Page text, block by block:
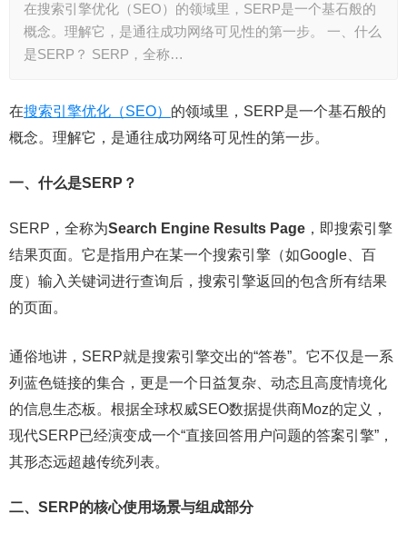
在搜索引擎优化（SEO）的领域里，SERP是一个基石般的
概念。理解它，是通往成功网络可见性的第一步。 一、什么
是SERP？ SERP，全称…
在搜索引擎优化（SEO） 的领域里，SERP是一个基石般的
概念。理解它，是通往成功网络可见性的第一步。
一、什么是SERP？
SERP，全称为Search Engine Results Page ，即搜索引擎
结果页面。它是指用户在某一个搜索引擎（如Google、百
度）输入关键词进行查询后，搜索引擎返回的包含所有结果
的页面。
通俗地讲，SERP就是搜索引擎交出的“答卷”。它不仅是一系
列蓝色链接的集合，更是一个日益复杂、动态且高度情境化
的信息生态板。根据全球权威SEO数据提供商Moz的定义，
现代SERP已经演变成一个“直接回答用户问题的答案引擎”，
其形态远超越传统列表。
二、SERP的核心使用场景与组成部分